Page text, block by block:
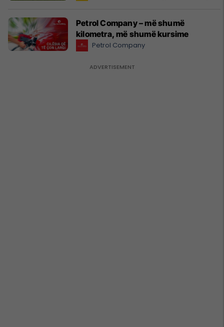
Petrol Company – më shumë
kilometra, më shumë kursime
Petrol Company